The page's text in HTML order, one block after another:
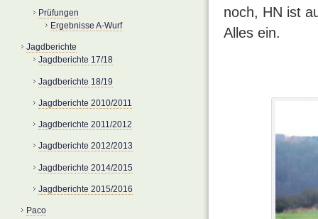
noch, HN ist
Alles ein.
Prüfungen
Ergebnisse A-Wurf
Jagdberichte
Jagdberichte 17/18
Jagdberichte 18/19
Jagdberichte 2010/2011
Jagdberichte 2011/2012
Jagdberichte 2012/2013
Jagdberichte 2014/2015
Jagdberichte 2015/2016
Paco